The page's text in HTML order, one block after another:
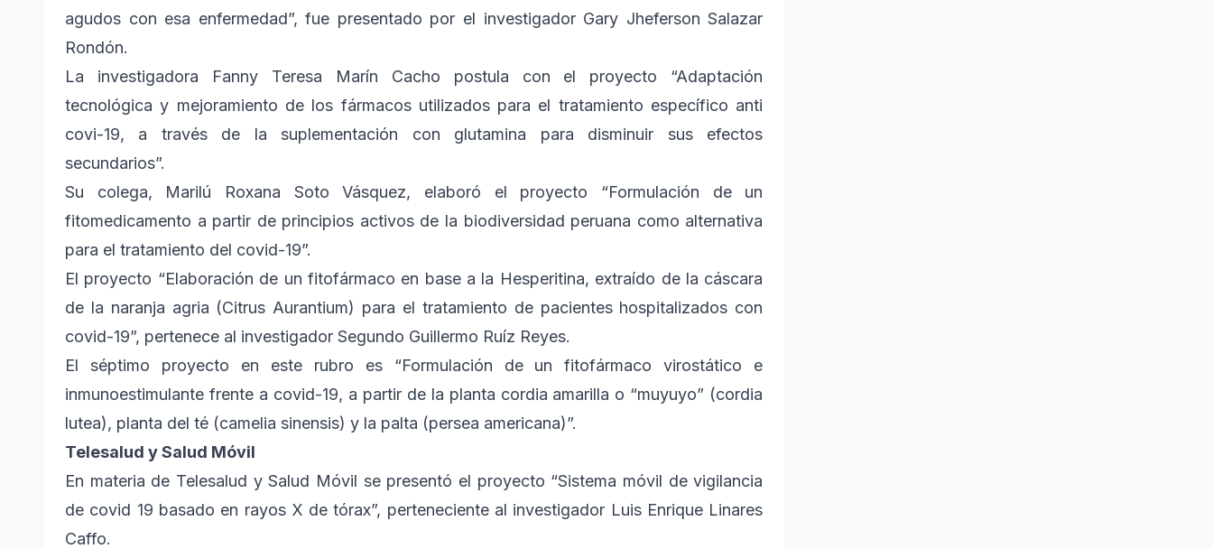
agudos con esa enfermedad”, fue presentado por el investigador Gary Jheferson Salazar
Rondón.
La investigadora Fanny Teresa Marín Cacho postula con el proyecto “Adaptación
tecnológica y mejoramiento de los fármacos utilizados para el tratamiento específico anti
covi-19, a través de la suplementación con glutamina para disminuir sus efectos
secundarios”.
Su colega, Marilú Roxana Soto Vásquez, elaboró el proyecto “Formulación de un
fitomedicamento a partir de principios activos de la biodiversidad peruana como alternativa
para el tratamiento del covid-19”.
El proyecto “Elaboración de un fitofármaco en base a la Hesperitina, extraído de la cáscara
de la naranja agria (Citrus Aurantium) para el tratamiento de pacientes hospitalizados con
covid-19”, pertenece al investigador Segundo Guillermo Ruíz Reyes.
El séptimo proyecto en este rubro es “Formulación de un fitofármaco virostático e
inmunoestimulante frente a covid-19, a partir de la planta cordia amarilla o “muyuyo” (cordia
lutea), planta del té (camelia sinensis) y la palta (persea americana)”.
Telesalud y Salud Móvil
En materia de Telesalud y Salud Móvil se presentó el proyecto “Sistema móvil de vigilancia
de covid 19 basado en rayos X de tórax”, perteneciente al investigador Luis Enrique Linares
Caffo.